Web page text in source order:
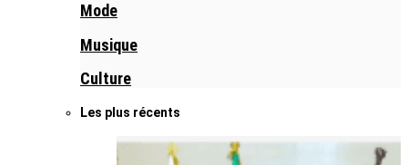
Mode
Musique
Culture
Les plus récents